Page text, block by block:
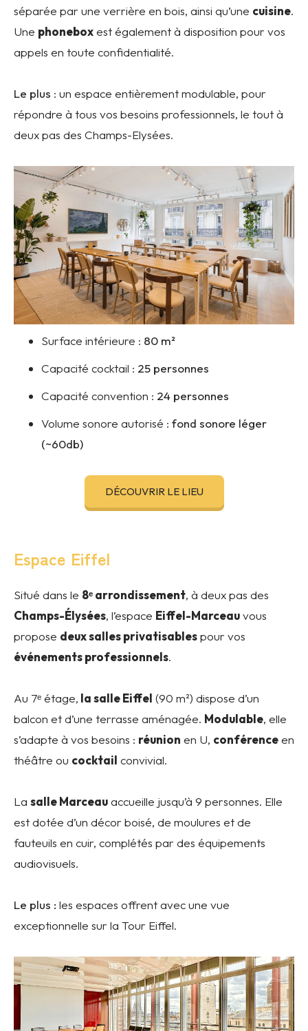
séparée par une verrière en bois, ainsi qu’une cuisine.
Une phoneboxest également à disposition pour vos
appels en toute confidentialité.
Le plus : un espace entièrement modulable, pour
répondre à tous vos besoins professionnels, le tout à
deux pas des Champs-Elysées.
Surface intérieure : 80 m²
Capacité cocktail : 25 personnes
Capacité convention : 24 personnes
Volume sonore autorisé : fond sonore léger
(~60db)
DÉCOUVRIR LE LIEU
Espace Eiffel
Situé dans le 8ᵉ arrondissement, à deux pas des
Champs-Élysées, l’espace Eiffel-Marceauvous
propose deux salles privatisablespour vos
événements professionnels.
Au 7ᵉ étage, la salle Eiffel (90 m²) dispose d’un
balcon et d’une terrasse aménagée. Modulable, elle
s’adapte à vos besoins : réunion en U, conférenceen
théâtre ou cocktail convivial.
La salle Marceauaccueille jusqu’à 9 personnes. Elle
est dotée d’un décor boisé, de moulures et de
fauteuils en cuir, complétés par des équipements
audiovisuels.
Le plus : les espaces offrent avec une vue
exceptionnelle sur la Tour Eiffel.